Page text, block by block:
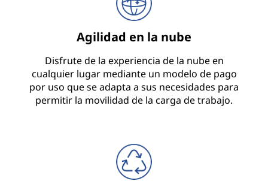
Agilidad en la nube
Disfrute de la experiencia de la nube en
cualquier lugar mediante un modelo de pago
por uso que se adapta a sus necesidades para
permitir la movilidad de la carga de trabajo.